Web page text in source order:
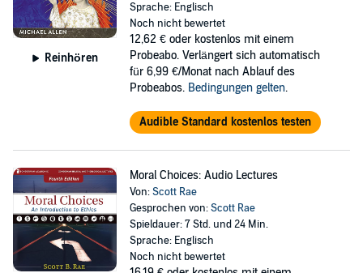
Reinhören
Sprache: Englisch
Noch nicht bewertet
12,62 € oder kostenlos mit einem
Probeabo. Verlängert sich automatisch
für 6,99 €/Monat nach Ablauf des
Probeabos. Bedingungen gelten.
Audible Standard kostenlos testen
Moral Choices: Audio Lectures
Von:Scott Rae
Gesprochen von:Scott Rae
Spieldauer: 7 Std. und 24 Min.
Sprache: Englisch
Noch nicht bewertet